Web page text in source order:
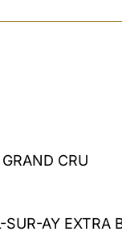
CRU
SUR-AY EXTRA